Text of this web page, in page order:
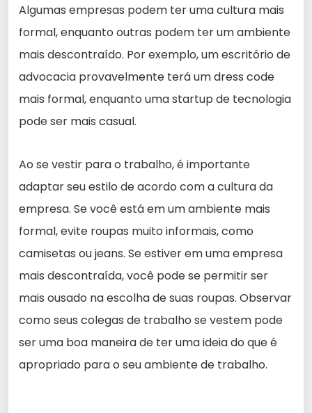
Algumas empresas podem ter uma cultura mais
formal, enquanto outras podem ter um ambiente
mais descontraído. Por exemplo, um escritório de
advocacia provavelmente terá um dress code
mais formal, enquanto uma startup de tecnologia
pode ser mais casual.
Ao se vestir para o trabalho, é importante
adaptar seu estilo de acordo com a cultura da
empresa. Se você está em um ambiente mais
formal, evite roupas muito informais, como
camisetas ou jeans. Se estiver em uma empresa
mais descontraída, você pode se permitir ser
mais ousado na escolha de suas roupas. Observar
como seus colegas de trabalho se vestem pode
ser uma boa maneira de ter uma ideia do que é
apropriado para o seu ambiente de trabalho.